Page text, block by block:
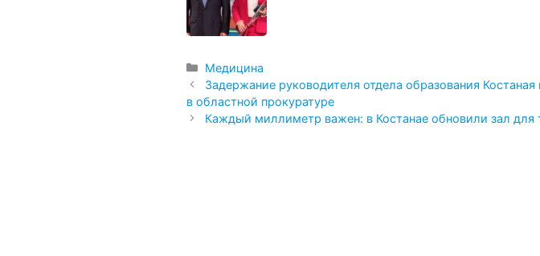
Рубрики
Медицина
Задержание руководителя отдела образования
в областной прокуратуре
Каждый миллиметр важен: в Костанае обновили зал для